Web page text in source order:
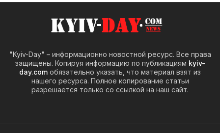
"Kyiv-Day" – информационно новостной ресурс. Все права
защищены. Копируя информацию по публикациям kyiv-
day.com обязательно указать, что материал взят из
нашего ресурса. Полное копирование статьи
разрешается только со ссылкой на наш сайт.